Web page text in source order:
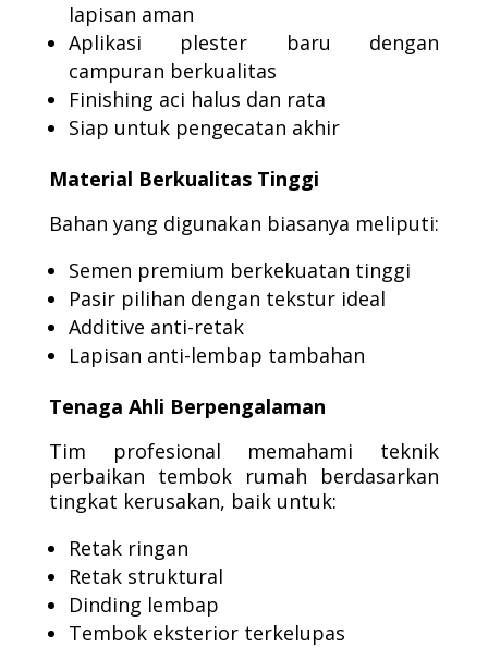
lapisan aman
Aplikasi plester baru dengan
campuran berkualitas
Finishing aci halus dan rata
Siap untuk pengecatan akhir
Material Berkualitas Tinggi
Bahan yang digunakan biasanya meliputi:
Semen premium berkekuatan tinggi
Pasir pilihan dengan tekstur ideal
Additive anti-retak
Lapisan anti-lembap tambahan
Tenaga Ahli Berpengalaman
Tim profesional memahami teknik
perbaikan tembok rumah berdasarkan
tingkat kerusakan, baik untuk:
Retak ringan
Retak struktural
Dinding lembap
Tembok eksterior terkelupas